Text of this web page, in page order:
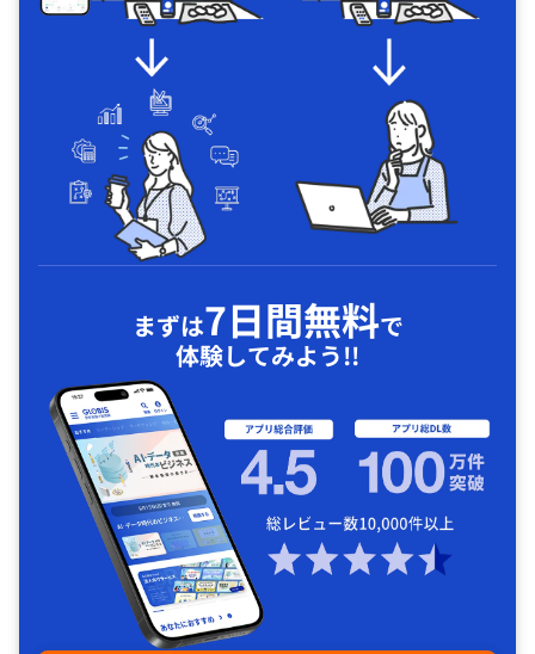
まずは7日間無料で
体験してみよう!!